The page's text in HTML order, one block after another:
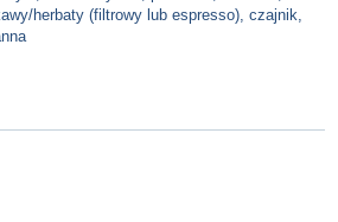
herbaty (filtrowy lub espresso), czajnik,